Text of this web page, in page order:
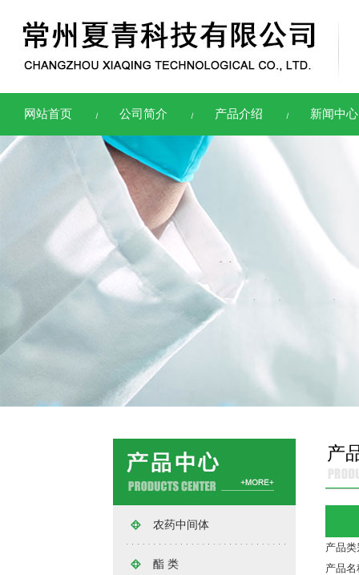
网站首页 公司简介 产品介绍 新闻中心
农药中间体
酯 类
产
产品
产品名